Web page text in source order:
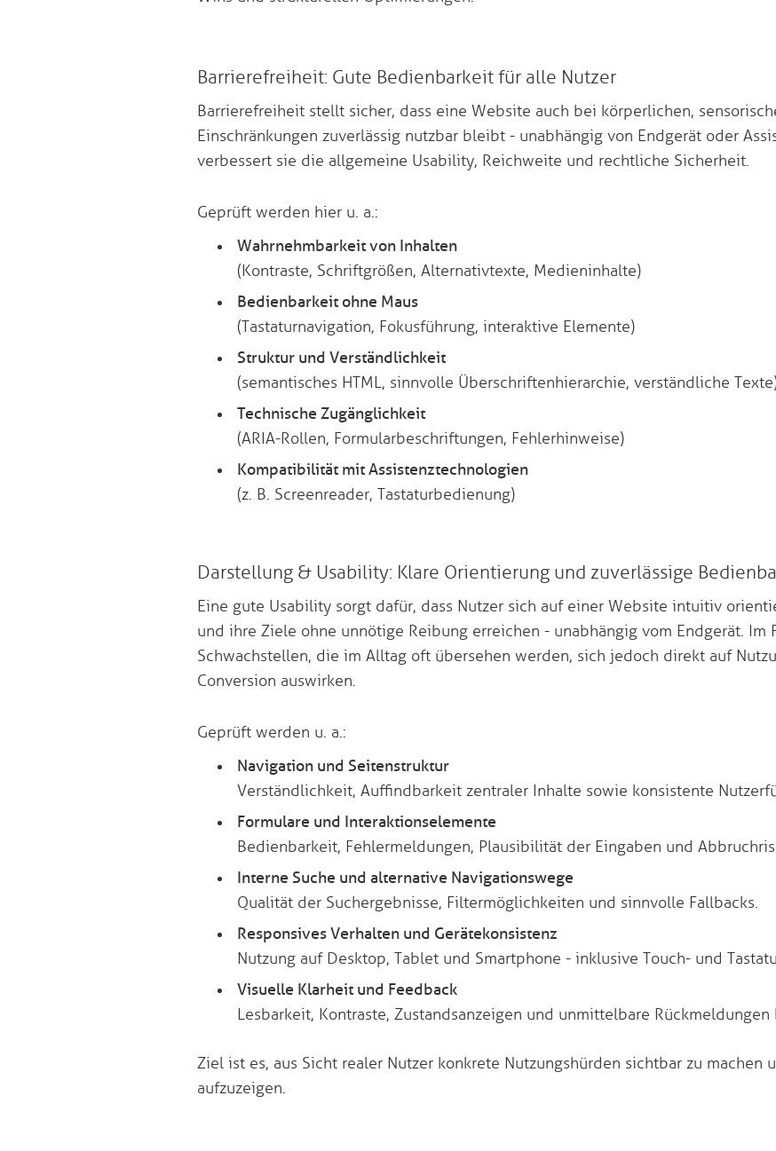
Barrierefreiheit: Gute Bedienbarkeit für alle Nutzer
Barrierefreiheit stellt sicher, dass eine Website auch bei körperlichen,
Einschränkungen zuverlässig nutzbar bleibt - unabhängig von Endgerät oder
verbessert sie die allgemeine Usability, Reichweite und rechtliche Sicherheit.
Geprüft werden hier u. a.:
Wahrnehmbarkeit von Inhalten
(Kontraste, Schriftgrößen, Alternativtexte, Medieninhalte)
Bedienbarkeit ohne Maus
(Tastaturnavigation, Fokusführung, interaktive Elemente)
Struktur und Verständlichkeit
(semantisches HTML, sinnvolle Überschriftenhierarchie, verständliche
Technische Zugänglichkeit
(ARIA-Rollen, Formularbeschriftungen, Fehlerhinweise)
Kompatibilität mit Assistenztechnologien
(z. B. Screenreader, Tastaturbedienung)
Darstellung & Usability: Klare Orientierung und zuverlässige
Eine gute Usability sorgt dafür, dass Nutzer sich auf einer Website intuitiv
und ihre Ziele ohne unnötige Reibung erreichen - unabhängig vom Endgerät. Im
Schwachstellen, die im Alltag oft übersehen werden, sich jedoch direkt auf
Conversion auswirken.
Geprüft werden u. a.:
Navigation und Seitenstruktur
Verständlichkeit, Auffindbarkeit zentraler Inhalte sowie konsistente
Formulare und Interaktionselemente
Bedienbarkeit, Fehlermeldungen, Plausibilität der Eingaben und
Interne Suche und alternative Navigationswege
Qualität der Suchergebnisse, Filtermöglichkeiten und sinnvolle Fallbacks.
Responsives Verhalten und Gerätekonsistenz
Nutzung auf Desktop, Tablet und Smartphone - inklusive Touch- und
Visuelle Klarheit und Feedback
Lesbarkeit, Kontraste, Zustandsanzeigen und unmittelbare
Ziel ist es, aus Sicht realer Nutzer konkrete Nutzungshürden sichtbar zu machen
aufzuzeigen.